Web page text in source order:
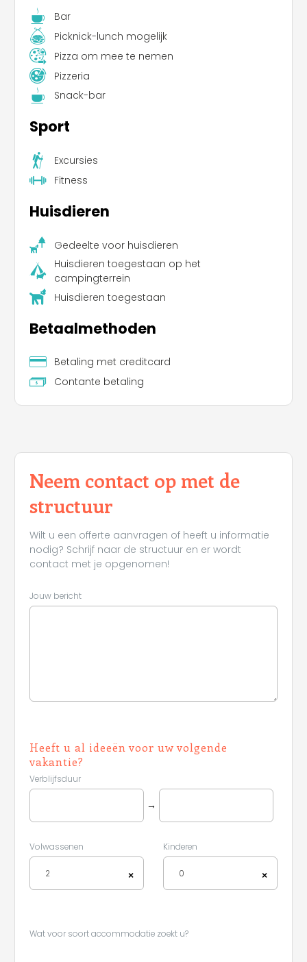
Bar
Picknick-lunch mogelijk
Pizza om mee te nemen
Pizzeria
Snack-bar
Sport
Excursies
Fitness
Huisdieren
Gedeelte voor huisdieren
Huisdieren toegestaan op het
campingterrein
Huisdieren toegestaan
Betaalmethoden
Betaling met creditcard
Contante betaling
Neem contact op met de
structuur
Wilt u een offerte aanvragen of heeft u informatie
nodig? Schrijf naar de structuur en er wordt
contact met je opgenomen!
Jouw bericht
Heeft u al ideeën voor uw volgende
vakantie?
Verblijfsduur
→
Volwassenen
×
2
Kinderen
×
0
Wat voor soort accommodatie zoekt u?